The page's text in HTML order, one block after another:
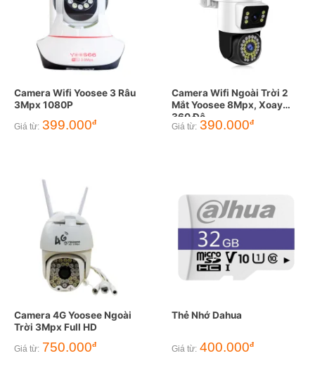
Camera Wifi Yoosee 3 Râu
3Mpx 1080P
Giá từ: 399.000đ
Camera Wifi Ngoài Trời 2
Mắt Yoosee 8Mpx, Xoay
360 Độ
Giá từ: 390.000đ
Camera 4G Yoosee Ngoài
Trời 3Mpx Full HD
Giá từ: 750.000đ
Thẻ Nhớ Dahua
Giá từ: 400.000đ